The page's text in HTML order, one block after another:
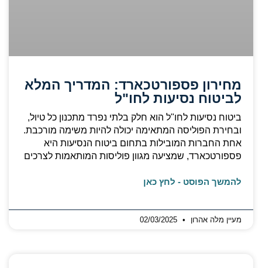
מחירון פספורטכארד: המדריך המלא
לביטוח נסיעות לחו"ל
ביטוח נסיעות לחו"ל הוא חלק בלתי נפרד מתכנון כל טיול,
ובחירת הפוליסה המתאימה יכולה להיות משימה מורכבת.
אחת החברות המובילות בתחום ביטוח הנסיעות היא
פספורטכארד, שמציעה מגוון פוליסות המותאמות לצרכים
להמשך הפוסט - לחץ כאן
מעיין מלה אהרון